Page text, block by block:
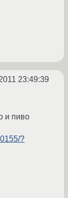
23:49:39
и пиво
?